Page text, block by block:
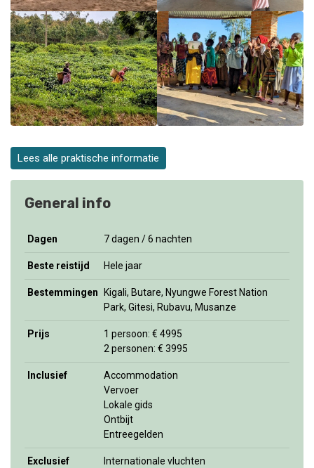
Lees alle praktische informatie
General info
Dagen 7 dagen / 6 nachten
Beste reistijd Hele jaar
Bestemmingen
Kigali, Butare, Nyungwe Forest Nation
Park, Gitesi, Rubavu, Musanze
Prijs
1 persoon: € 4995
2 personen: € 3995
Inclusief
Accommodation
Vervoer
Lokale gids
Ontbijt
Entreegelden
Exclusief
Internationale vluchten